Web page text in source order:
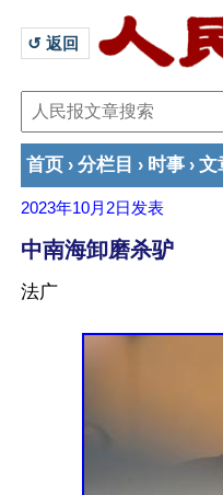
↺ 返回
首页 › 分栏目 › 时事 › 文
2023年10月2日 发表
中南海卸磨杀驴
法广